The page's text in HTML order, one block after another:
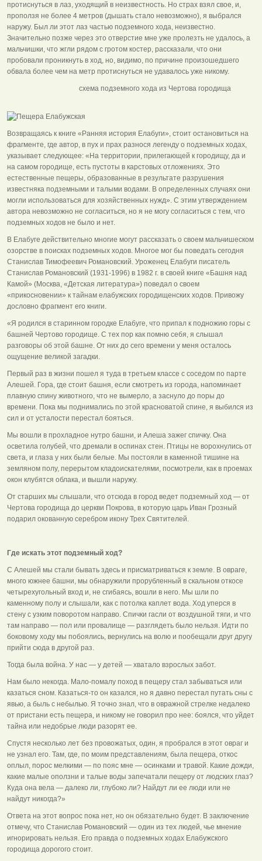
протиснуться в лаз, уходящий в неизвестность. Но страх взял свое, и,
проползя не более 4 метров (дышать стало невозможно), я выбрался
наружу. Был ли этот лаз частью подземного хода, неизвестно.
Значительно позже через это отверстие мне уже пролезть не удалось, а
мальчишки, что жгли рядом с гротом костер, рассказали, что они
пробовали проникнуть в ход, но, видимо, по причине произошедшего
обвала более чем на метр протиснуться не удавалось уже никому.
схема подземного хода из Чертова городища
Возвращаясь к книге «Ранняя история Елабуги», стоит остановиться на
фрагменте, где автор, в пух и прах разнося легенду о подземных ходах,
указывает следующее: «На территории, прилегающей к городищу, да и
на самом городище, есть пустоты в карстовых отложениях. Это
естественные пещеры, образованные в результате разрушения
известняка подземными и талыми водами. В определенных случаях они
могли использоваться для хозяйственных нужд». С этим утверждением
автора невозможно не согласиться, но я не могу согласиться с тем, что
подземных ходов не было и нет.
В Елабуге действительно многие могут рассказать о своем мальчишеском
озорстве в поисках подземных ходов. Многое мог бы поведать сегодня
Станислав Тимофеевич Романовский. Уроженец Елабуги писатель
Станислав Романовский (1931-1996) в 1982 г. в своей книге «Башня над
Камой» (Москва, «Детская литература») поведал о своем
«прикосновении» к тайнам елабужских городищенских ходов. Привожу
дословно фрагмент его книги.
«Я родился в старинном городке Елабуге, что припал к подножию горы с
башней Чертово городище. С тех пор как помню себя, я слышал
разговоры об этой башне. От них до сего времени у меня осталось
ощущение великой загадки.
Первый раз в жизни пошел я туда в третьем классе с соседом по парте
Алешей. Гора, где стоит башня, если смотреть из города, напоминает
плавную спину животного, что не вымерло, а заснуло до поры до
времени. Пока мы поднимались по этой красноватой спине, я выбился из
сил и от усталости перестал бояться.
Мы вошли в прохладное нутро башни, и Алеша зажег спичку. Она
осветила голубей, что дремали в оспинах стен. Птицы не ворохнулись от
света, и глаза у них были белые. Мы постояли в каменной тишине на
земляном полу, перерытом кладоискателями, посмотрели, как в проемах
окон клубятся облака, и вышли наружу.
От старших мы слышали, что отсюда в город ведет подземный ход — от
Чертова городища до церкви Покрова, в которую царь Иван Грозный
подарил окованную серебром икону Трех Святителей.
Где искать этот подземный ход?
С Алешей мы стали бывать здесь и присматриваться к земле. В овраге,
много южнее башни, мы обнаружили прорубленный в скальном откосе
четырехугольный вход и, не сгибаясь, вошли в него. Мы шли по
каменному полу и слышали, как с потолка каплет вода. Ход уперся в
стену с узким поворотом направо. Спички гасли от воздушной тяги, и что
там направо — пол или провалище — разглядеть было нельзя. Идти по
боковому ходу мы побоялись, вернулись на волю и пообещали друг другу
прийти сюда в другой раз.
Тогда была война. У нас — у детей — хватало взрослых забот.
Нам было некогда. Мало-помалу поход в пещеру стал забываться или
казаться сном. Казаться-то он казался, но я давно перестал путать сны с
явью, а быль с небылью. Я точно знал, что в овражной стрелке недалеко
от пристани есть пещера, и никому не говорил про нее: боялся, что уйдет
тайна или недобрые люди разорят ее.
Спустя несколько лет без провожатых, один, я пробрался в этот овраг и
не узнал его. Там, где, по моим представлениям, была пещера, откос
оплыл, порос мелкими — по пояс мне — осинками и травой. Какие дожди,
какие малые оползни и талые воды запечатали пещеру от людских глаз?
Куда она вела — далеко ли, глубоко ли? Найдут ли ее люди или не
найдут никогда?»
Ответа на этот вопрос пока нет, но он обязательно будет. В заключение
отмечу, что Станислав Романовский — один из тех людей, чье мнение
игнорировать нельзя. Его правда о подземных ходах Елабужского
городища дорогого стоит.